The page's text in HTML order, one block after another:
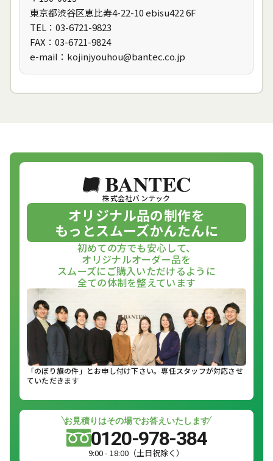
東京都渋谷区恵比寿4-22-10 ebisu422 6F
TEL：03-6721-9823
FAX：03-6721-9824
e-mail：kojinjyouhou@bantec.co.jp
株式会社バンテック
オリジナル品の制作を
もっとスムーズかんたんに
初めての方でも安心して、
オリジナルオーダー品を
スムーズにご購入いただけるように
全ての体制を整えています
「のぼり旗の件」とお申し付け下さい。専任スタッフが対応させ
ていただきます
お見積りはその場でお答えいたします
0120-978-384
9:00 - 18:00（土日祝除く）